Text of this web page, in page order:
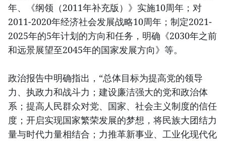
年、《纲领（2011年补充版）》实施10周年；对
2011-2020年经济社会发展战略10周年；制定2021-
2025年的5年计划的方向和任务，明确《2030年之前
和远景展望至2045年的国家发展方向》等。
政治报告中明确指出，“总体目标为提高党的领导
力、执政力和战斗力；建设廉洁强大的党和政治体
系；提高人民群众对党、国家、社会主义制度的信任
度；开启实现国家繁荣发展的梦想，将民族大团结力
量与时代力量相结合；力推革新事业、工业化现代化